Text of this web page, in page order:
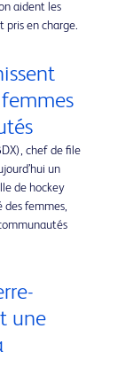
aident les
pris en charge.
chef de file
un
de hockey
des femmes,
une